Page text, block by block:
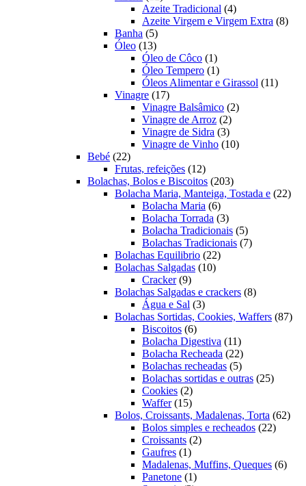
produtos
Azeite Tradicional 44
produtos
Azeite Virgem e Virgem Extra 88
Banha 55
produtos
Óleo 1313
produtos
Óleo de Côco 11
produto
Óleo Tempero 11
produto
Óleos Alimentar e Girassol 1111
Vinagre 1717
produtos
Vinagre Balsâmico 22
Vinagre de Arroz 22
produtos
Vinagre de Sidra 33
produtos
Vinagre de Vinho 1010
Bebé 2222
produtos
Frutas, refeições 1212
produtos
Bolachas, Bolos e Biscoitos 203203
produtos
Bolacha Maria, Manteiga, Tostada e 2222
Bolacha Maria 66
produtos
Bolacha Torrada 33
produtos
Bolacha Tradicionais 55
produtos
Bolachas Tradicionais 77
Bolachas Equilibrio 2222
Bolachas Salgadas 1010
Cracker 99
produtos
Bolachas Salgadas e crackers 88
Água e Sal 33
produtos
Bolachas Sortidas, Cookies, Waffers 8787
Biscoitos 66
produtos
Bolacha Digestiva 1111
produtos
Bolacha Recheada 2222
produtos
Bolachas recheadas 55
produtos
Bolachas sortidas e outras 2525
Cookies 22
produtos
Waffer 1515
produtos
Bolos, Croissants, Madalenas, Torta 6262
Bolos simples e recheados 2222
Croissants 22
Gaufres 11
produto
Madalenas, Muffins, Queques 66
Panetone 11